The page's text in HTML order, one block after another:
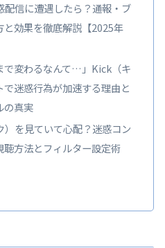
信に遭遇したら？通報・ブ
と効果を徹底解説【2025年
変わるなんて…」Kick（キ
迷惑行為が加速する理由と
の真実
を見ていて心配？迷惑コン
方法とフィルター設定術